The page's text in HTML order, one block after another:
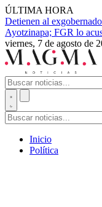
ÚLTIMA HORA
Detienen al
Ayotzinapa; FGR lo
viernes, 7 de agosto de
Inicio
Política